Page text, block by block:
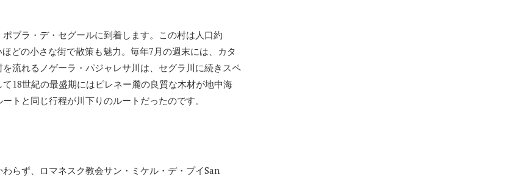
ブラ・デ・セグールに到着します。この村は人口約
どの小さな街で散策も魅力。毎年7月の週末には、カタ
流れるノゲーラ・パジャレサ川は、セグラ川に続きスペ
18世紀の最盛期にはピレネー麓の良質な木材が地中海
トと同じ行程が川下りのルートだったのです。
らず、ロマネスク教会サン・ミケル・デ・プイSan